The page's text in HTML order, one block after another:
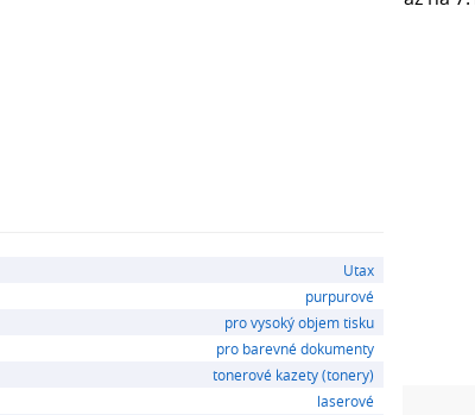
Utax
purpurové
pro vysoký objem tisku
pro barevné dokumenty
tonerové kazety (tonery)
laserové